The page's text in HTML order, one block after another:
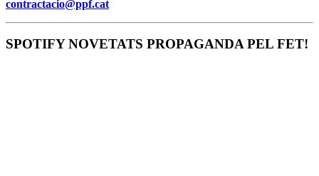
contractacio@ppf.cat
SPOTIFY NOVETATS PROPAGANDA PEL FET!